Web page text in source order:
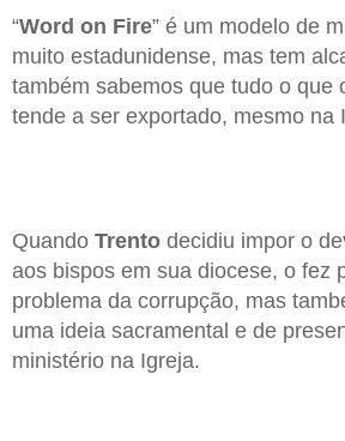
“Word on Fire” é um modelo de
muito estadunidense, mas tem
também sabemos que tudo o que
tende a ser exportado, mesmo na
Quando Trento decidiu impor o
aos bispos em sua diocese, o fez
problema da corrupção, mas
uma ideia sacramental e de
ministério na Igreja.